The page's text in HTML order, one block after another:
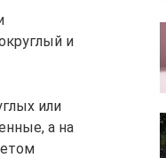
и
или
а на